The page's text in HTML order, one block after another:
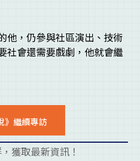
他，仍參與社區演出、技術
社會還需要戲劇，他就會繼
》繼續專訪
獲取最新資訊！